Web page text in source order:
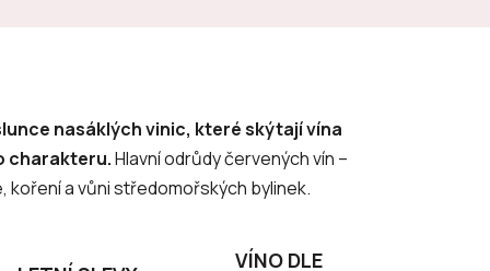
nasáklých vinic, které skýtají vína
charakteru.Hlavní odrůdy červených vín –
a vůni středomořských bylinek.
VÍNO DLE